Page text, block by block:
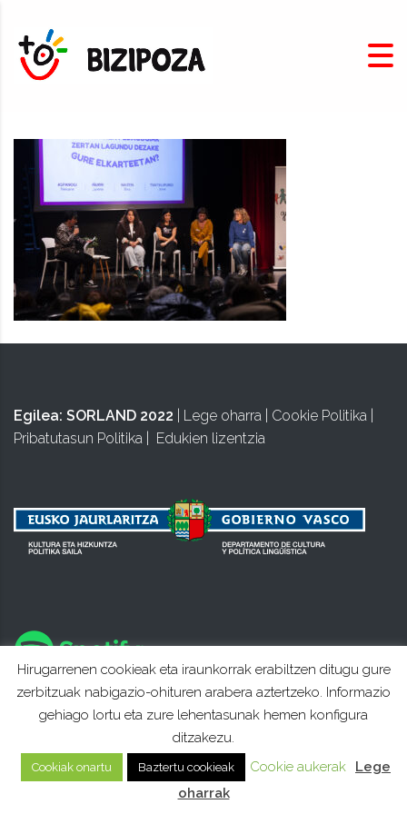
Egilea: SORLAND 2022 Lege oharra Cookie Politika
Pribatutasun Politika
Edukien lizentzia
Hirugarrenen cookieak eta iraunkorrak erabiltzen ditugu gure
zerbitzuak nabigazio-ohituren arabera aztertzeko. Informazio
gehiago lortu eta zure lehentasunak hemen konfigura
ditzakezu.
Cookiak onartu Baztertu cookieak Cookie aukerak
Lege
oharrak